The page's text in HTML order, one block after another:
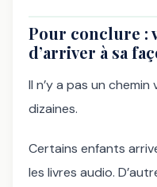
Pour conclure :
d’arriver à sa
Il n’y a pas un
dizaines.
Certains enfants
les livres audio.